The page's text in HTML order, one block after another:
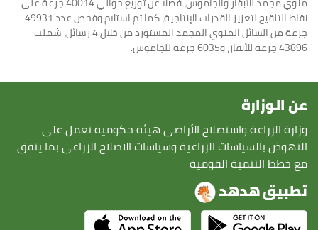
نقاط التلقيح لتعزيز القدرات الإنتاجية، كما تم استلام وفحص عدد 49931
جرعة من السائل المنوي المجمد المستورد من خلال 4 رسائل، شملت:
43896 جرعة للأبقار، و6035 جرعة للجاموس.
عن الوزارة
وزارة الزراعة واستصلاح الأراضى هيئة حكومية تعمل على
النهوض بالسياسات الزراعية وسياسات الاصلاح الزراعى بما يتفق
مع خطط التنمية القومية
تطبيق هدهد